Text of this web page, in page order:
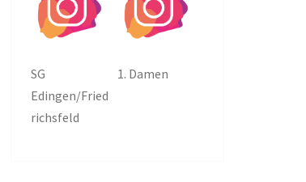
SG
Edingen/Fried
richsfeld
1. Damen